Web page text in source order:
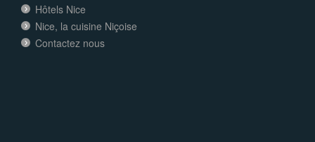
Hôtels Nice
Nice, la cuisine Niçoise
Contactez nous